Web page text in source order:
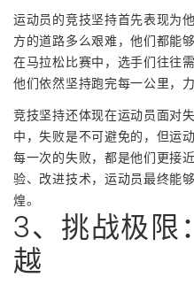
运动员的竞技坚持首先表现为
方的道路多么艰难，他们都能
在马拉松比赛中，选手们往往
他们依然坚持跑完每一公里，力
竞技坚持还体现在运动员面对
中，失败是不可避免的，但运
每一次的失败，都是他们更接
验、改进技术，运动员最终能
煌。
3、挑战极限
越